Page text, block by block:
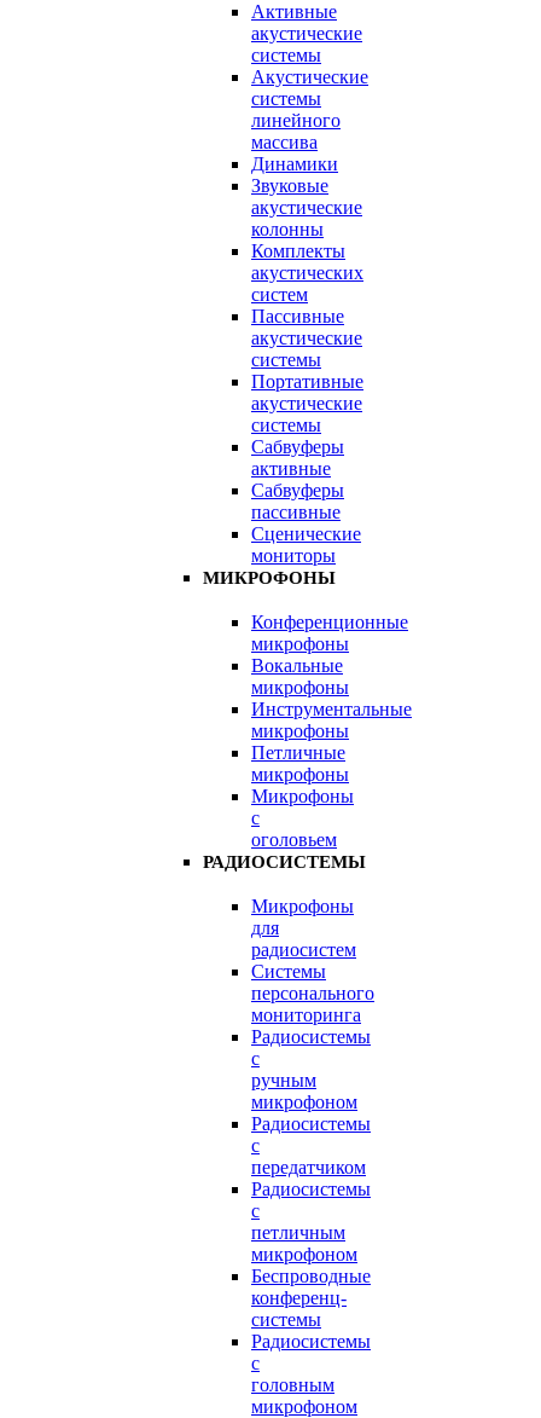
Активные
акустические
системы
Акустические
системы
линейного
массива
Динамики
Звуковые
акустические
колонны
Комплекты
акустических
систем
Пассивные
акустические
системы
Портативные
акустические
системы
Сабвуферы
активные
Сабвуферы
пассивные
Сценические
мониторы
МИКРОФОНЫ
Конференционные
микрофоны
Вокальные
микрофоны
Инструментальные
микрофоны
Петличные
микрофоны
Микрофоны
с
оголовьем
РАДИОСИСТЕМЫ
Микрофоны
для
радиосистем
Системы
персонального
мониторинга
Радиосистемы
c
ручным
микрофоном
Радиосистемы
с
передатчиком
Радиосистемы
с
петличным
микрофоном
Беспроводные
конференц-
системы
Радиосистемы
с
головным
микрофоном